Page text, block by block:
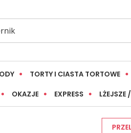
TORTY I CIASTA TORTOWE
OKAZJE EXPRESS LŻEJSZE